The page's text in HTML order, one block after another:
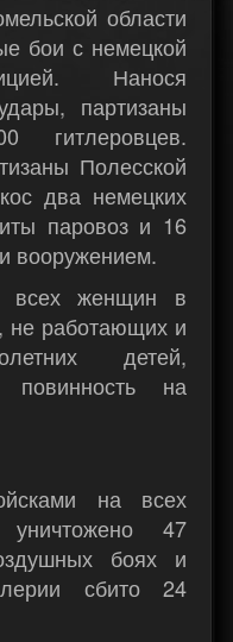
области
бои с немецкой
Нанося
партизаны
гитлеровцев.
Полесской
два немецких
паровоз и 16
вооружением.
всех женщин в
не работающих и
детей,
повинность на
на всех
47
боях и
сбито 24